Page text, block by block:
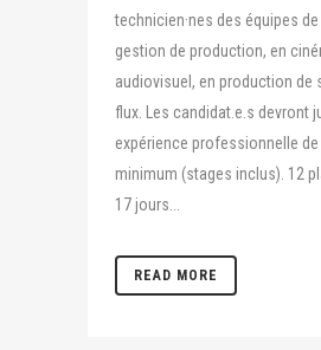
technicien·nes des équipes
gestion de production, en
audiovisuel, en production de
flux. Les candidat.e.s devront
expérience professionnelle
minimum (stages inclus). 12
17 jours...
READ MORE